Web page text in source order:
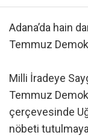
Adana’da hain
Temmuz
Milli İradeye
Temmuz
çerçevesinde
nöbeti